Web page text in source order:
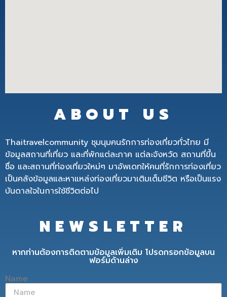
ABOUT US
Thaitravelcommunity ชุมนุมคนรักการท่องเที่ยวทั่วไทย มี
ข้อมูลสถานที่เที่ยว และที่พักแต่ละภาค แต่ละจังหวัด สถานที่ขึ้น
ชื่อ และสถานที่ท่องเที่ยวใหม่ๆ มาอัพเดทให้คนที่รักการท่องเที่ยว
เป็นคลังข้อมูลและหาแหล่งท่องเที่ยวมาเติมเต็มชีวิต หรือเป็นแรง
บันดาลใจในการใช้ชีวิตต่อไป
NEWSLETTER
หากท่านต้องการติดตามข้อมูลเพิ่มเติม โปรดกรอกข้อมูลบน
ฟอร์มด้านล่าง
Name